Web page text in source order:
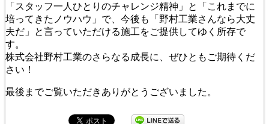
「スタッフ一人ひとりのチャレンジ精神」と「これまでに
培ってきたノウハウ」で、今後も「野村工業さんなら大丈
夫だ」と言っていただける施工をご提供してゆく所存で
す。
株式会社野村工業のさらなる成長に、ぜひともご期待くだ
さい！
最後までご覧いただきありがとうございました。